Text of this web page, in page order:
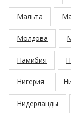
Мальта
Молдова
Намибия
Нигерия
Нидерланды